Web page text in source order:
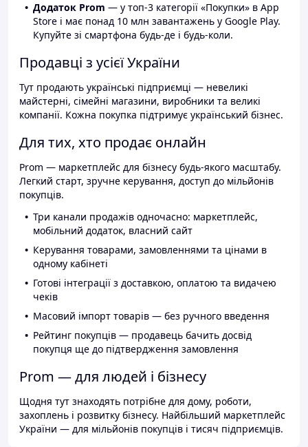
Додаток Prom — у топ-3 категорії «Покупки» в App
Store і має понад 10 млн завантажень у Google Play.
Купуйте зі смартфона будь-де і будь-коли.
Продавці з усієї України
Тут продають українські підприємці — невеликі
майстерні, сімейні магазини, виробники та великі
компанії. Кожна покупка підтримує український бізнес.
Для тих, хто продає онлайн
Prom — маркетплейс для бізнесу будь-якого масштабу.
Легкий старт, зручне керування, доступ до мільйонів
покупців.
Три канали продажів одночасно: маркетплейс,
мобільний додаток, власний сайт
Керування товарами, замовленнями та цінами в
одному кабінеті
Готові інтеграції з доставкою, оплатою та видачею
чеків
Масовий імпорт товарів — без ручного введення
Рейтинг покупців — продавець бачить досвід
покупця ще до підтвердження замовлення
Prom — для людей і бізнесу
Щодня тут знаходять потрібне для дому, роботи,
захоплень і розвитку бізнесу. Найбільший маркетплейс
України — для мільйонів покупців і тисяч підприємців.